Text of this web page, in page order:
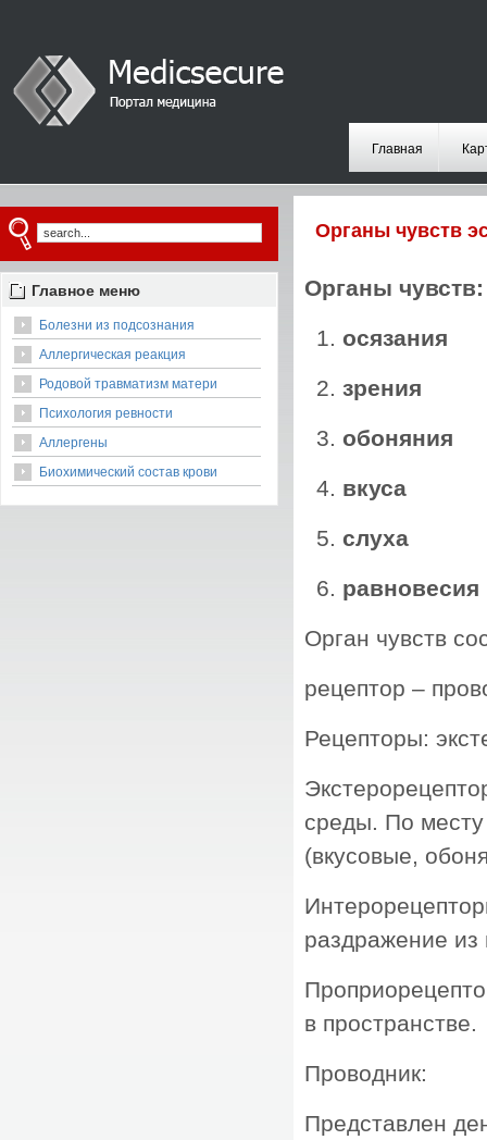
Главная
Органы чувств
Органы чувств:
осязания
зрения
обоняния
вкуса
слуха
равновесия
Орган чувств
рецептор –
Рецепторы:
среды. По
(вкусовые,
раздражение из
в пространстве.
Проводник:
Представлен
Главное меню
Болезни из подсознания
Аллергическая реакция
Родовой травматизм матери
Психология ревности
Аллергены
Биохимический состав крови